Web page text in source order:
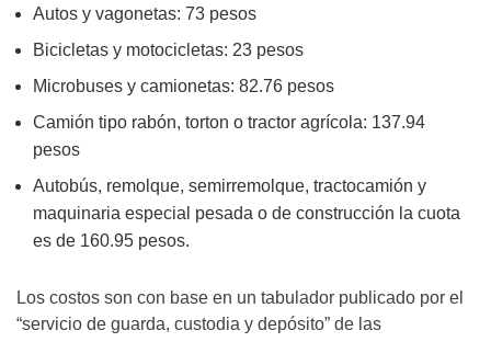
Autos y vagonetas: 73 pesos
Bicicletas y motocicletas: 23 pesos
Microbuses y camionetas: 82.76 pesos
Camión tipo rabón, torton o tractor agrícola: 137.94
pesos
Autobús, remolque, semirremolque, tractocamión y
maquinaria especial pesada o de construcción la cuota
es de 160.95 pesos.
Los costos son con base en un tabulador publicado por el
“servicio de guarda, custodia y depósito” de las